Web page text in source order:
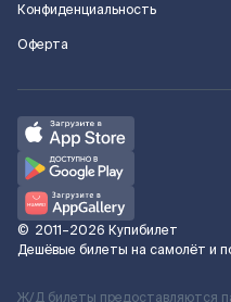
Конфиденциальность
Оферта
© 2011–2026 Купибилет
Дешёвые билеты на самолёт и
Ж/Д билеты предоставляются